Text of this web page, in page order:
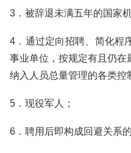
3．被辞退未满五年的国家
4．通过定向招聘、简化程
事业单位，按规定有且仍在
纳入人员总量管理的各类控
5．现役军人；
6．聘用后即构成回避关系的